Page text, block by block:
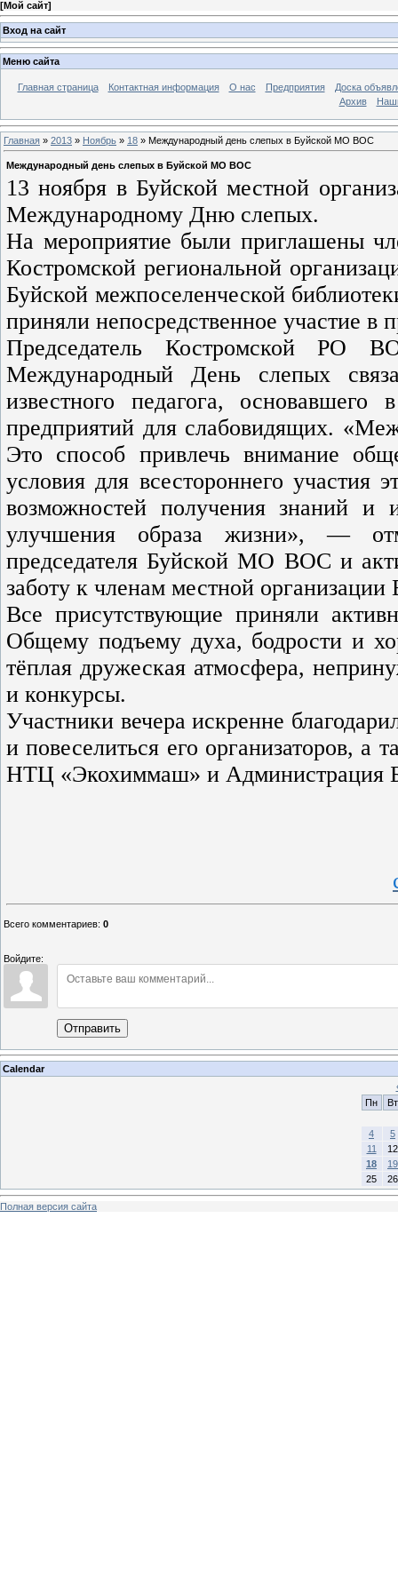
[Мой сайт]
Вход на сайт
Меню сайта
Главная страница Контактная информация О нас Предприятия
Доска
Архив
Главная » 2013 » Ноябрь » 18 » Международный день слепых в Буйской МО ВОС
Международный день слепых в Буйской МО ВОС
13 ноября в Буйской местной
Международному Дню слепых.
На мероприятие были приглашены
Костромской региональной
Буйской межпоселенческой
приняли непосредственное участие в
Председатель Костромской
Международный День слепых
известного педагога,
предприятий для слабовидящих.
Это способ привлечь внимание
условия для всестороннего
возможностей получения знаний и
улучшения образа жизни», —
председателя Буйской МО ВОС и
заботу к членам местной
Все присутствующие приняли
Общему подъему духа, бодрости и
тёплая дружеская атмосфера,
и конкурсы.
Участники вечера искренне
и повеселиться его организаторов,
НТЦ «Экохиммаш» и Администрация
Всего комментариев: 0
Войдите:
Отправить
Calendar
Пн
Вт
4
5
11
12
18
19
25
26
Полная версия сайта